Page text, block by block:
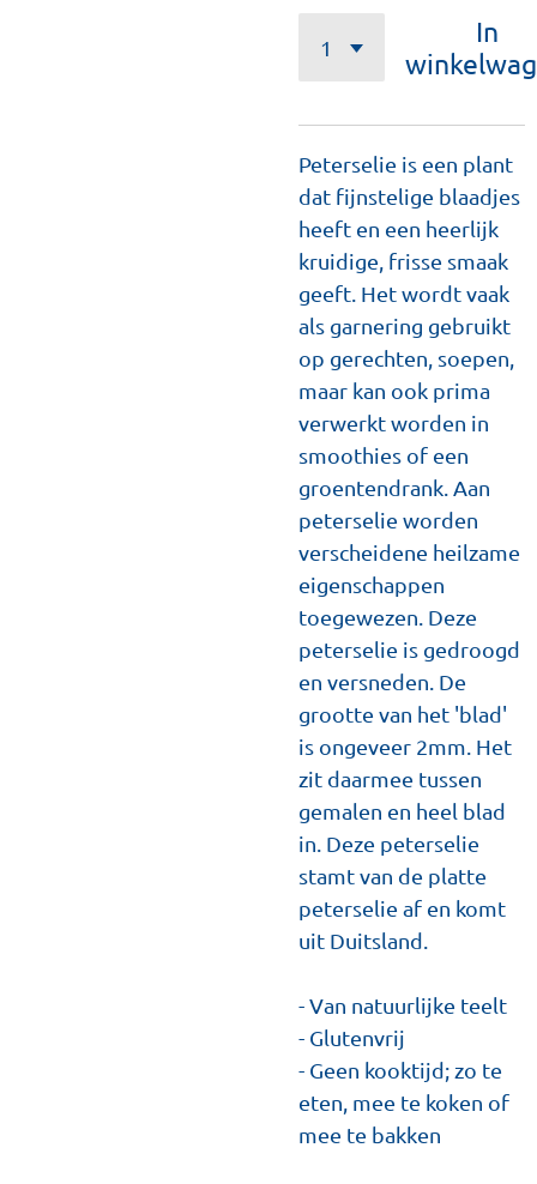
In
Peterselie is een plant
dat fijnstelige blaadjes
heeft en een heerlijk
kruidige, frisse smaak
geeft. Het wordt vaak
als garnering gebruikt
op gerechten, soepen,
maar kan ook prima
verwerkt worden in
smoothies of een
groentendrank. Aan
peterselie worden
verscheidene heilzame
eigenschappen
toegewezen. Deze
peterselie is gedroogd
en versneden. De
grootte van het 'blad'
is ongeveer 2mm. Het
zit daarmee tussen
gemalen en heel blad
in. Deze peterselie
stamt van de platte
peterselie af en komt
uit Duitsland.
- Van natuurlijke teelt
- Glutenvrij
- Geen kooktijd; zo te
eten, mee te koken of
mee te bakken